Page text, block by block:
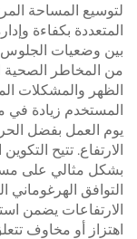
لتوسيع المساحة
المتعددة بكفاءة
بين وضعيات
من المخاطر الصحية
الظهر والمشكلات
المستخدم زيادة في
يوم العمل بفضل
الارتفاع. تتيح
بشكل مثالي على
التوافق
الارتفاعات يضمن
اهتزاز أو مخاوف